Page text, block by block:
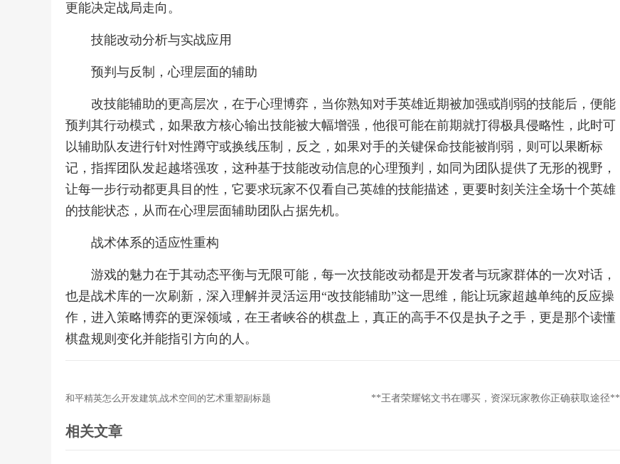
更能决定战局走向。
技能改动分析与实战应用
预判与反制，心理层面的辅助
改技能辅助的更高层次，在于心理博弈，当你熟知对手英雄近期被加强或削弱的技能后，便能
预判其行动模式，如果敌方核心输出技能被大幅增强，他很可能在前期就打得极具侵略性，此时可
以辅助队友进行针对性蹲守或换线压制，反之，如果对手的关键保命技能被削弱，则可以果断标
记，指挥团队发起越塔强攻，这种基于技能改动信息的心理预判，如同为团队提供了无形的视野，
让每一步行动都更具目的性，它要求玩家不仅看自己英雄的技能描述，更要时刻关注全场十个英雄
的技能状态，从而在心理层面辅助团队占据先机。
战术体系的适应性重构
游戏的魅力在于其动态平衡与无限可能，每一次技能改动都是开发者与玩家群体的一次对话，
也是战术库的一次刷新，深入理解并灵活运用“改技能辅助”这一思维，能让玩家超越单纯的反应操
作，进入策略博弈的更深领域，在王者峡谷的棋盘上，真正的高手不仅是执子之手，更是那个读懂
棋盘规则变化并能指引方向的人。
和平精英怎么开发建筑,战术空间的艺术重塑副标题 **王者荣耀铭文书在哪买，资深玩家教你正确获取途径**
相关文章